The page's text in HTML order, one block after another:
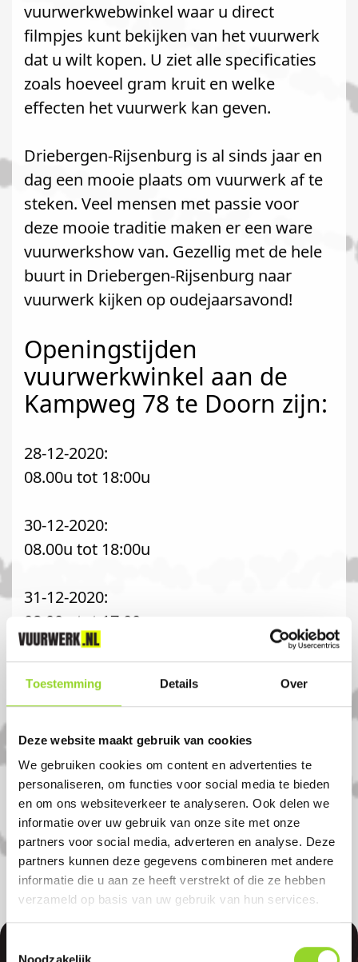
Toestemming Details Over
Deze website maakt gebruik van cookies
We gebruiken cookies om content en advertenties te
personaliseren, om functies voor social media te bieden
en om ons websiteverkeer te analyseren. Ook delen we
informatie over uw gebruik van onze site met onze
partners voor social media, adverteren en analyse. Deze
partners kunnen deze gegevens combineren met andere
informatie die u aan ze heeft verstrekt of die ze hebben
verzameld op basis van uw gebruik van hun services.
Noodzakelijk
vuurwerkwebwinkel waar u direct
filmpjes kunt bekijken van het vuurwerk
dat u wilt kopen. U ziet alle specificaties
zoals hoeveel gram kruit en welke
effecten het vuurwerk kan geven.
Driebergen-Rijsenburg is al sinds jaar en
dag een mooie plaats om vuurwerk af te
steken. Veel mensen met passie voor
deze mooie traditie maken er een ware
vuurwerkshow van. Gezellig met de hele
buurt in Driebergen-Rijsenburg naar
vuurwerk kijken op oudejaarsavond!
Openingstijden
vuurwerkwinkel aan de
Kampweg 78 te Doorn zijn:
28-12-2020:
08.00u tot 18:00u
30-12-2020:
08.00u tot 18:00u
31-12-2020:
08.00u tot 17:00u
Komt u uit Driebergen-
Rijsenburg?
Koop uw vuurwerk dan bij Hubo Doorn in
Doorn. U bent van harte welkom! U bent
uiteraard ook welkom als u uit
Maarsbergen, Werkhoven of Zeist komt.